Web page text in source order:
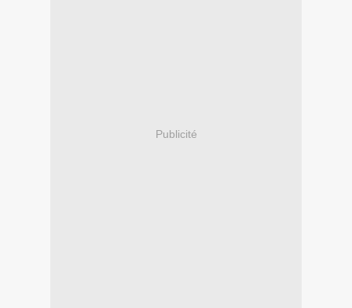
Publicité